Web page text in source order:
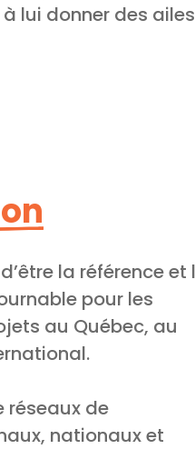
lui donner des
la référence et
pour les
au Québec, au
réseaux de
nationaux et